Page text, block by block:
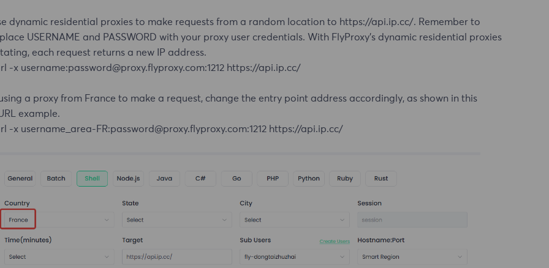
dynamic residential proxies to make requests from a random location to https://api.ip.cc/. Remember to
USERNAME and PASSWORD with your proxy user credentials. With FlyProxy's dynamic residential proxies
each request returns a new IP address.
-x username:password@proxy.flyproxy.com:1212 https://api.ip.cc/
a proxy from France to make a request, change the entry point address accordingly, as shown in this
example.
-x username_area-FR:password@proxy.flyproxy.com:1212 https://api.ip.cc/